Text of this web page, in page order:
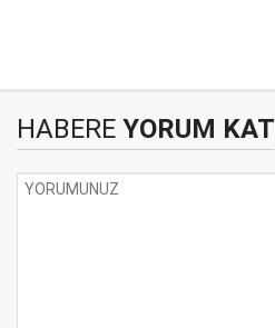
HABERE YORUM KAT